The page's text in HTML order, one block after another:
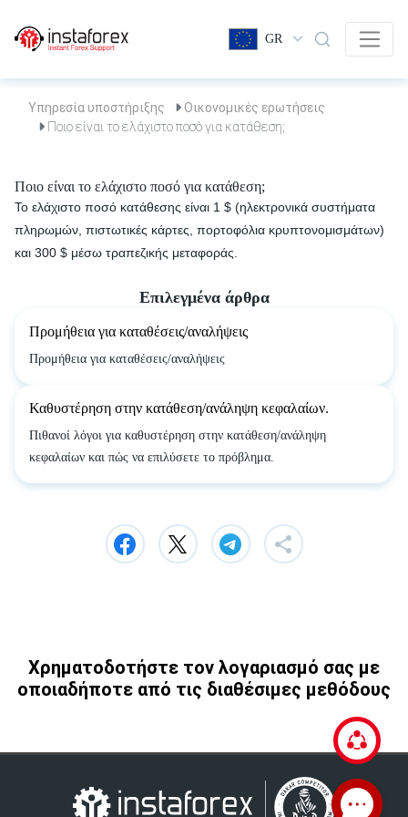
GR
Υπηρεσία υποστήριξης
Οικονομικές ερωτήσεις
Ποιο είναι το ελάχιστο ποσό για κατάθεση;
Ποιο είναι το ελάχιστο ποσό για κατάθεση;
Το ελάχιστο ποσό κατάθεσης είναι 1 $ (ηλεκτρονικά συστήματα
πληρωμών, πιστωτικές κάρτες, πορτοφόλια κρυπτονομισμάτων)
και 300 $ μέσω τραπεζικής μεταφοράς.
Επιλεγμένα άρθρα
Προμήθεια για καταθέσεις/αναλήψεις
Προμήθεια για καταθέσεις/αναλήψεις
Καθυστέρηση στην κατάθεση/ανάληψη κεφαλαίων.
Πιθανοί λόγοι για καθυστέρηση στην κατάθεση/ανάληψη
κεφαλαίων και πώς να επιλύσετε το πρόβλημα.
Χρηματοδοτήστε τον λογαριασμό σας με
οποιαδήποτε από τις διαθέσιμες μεθόδους